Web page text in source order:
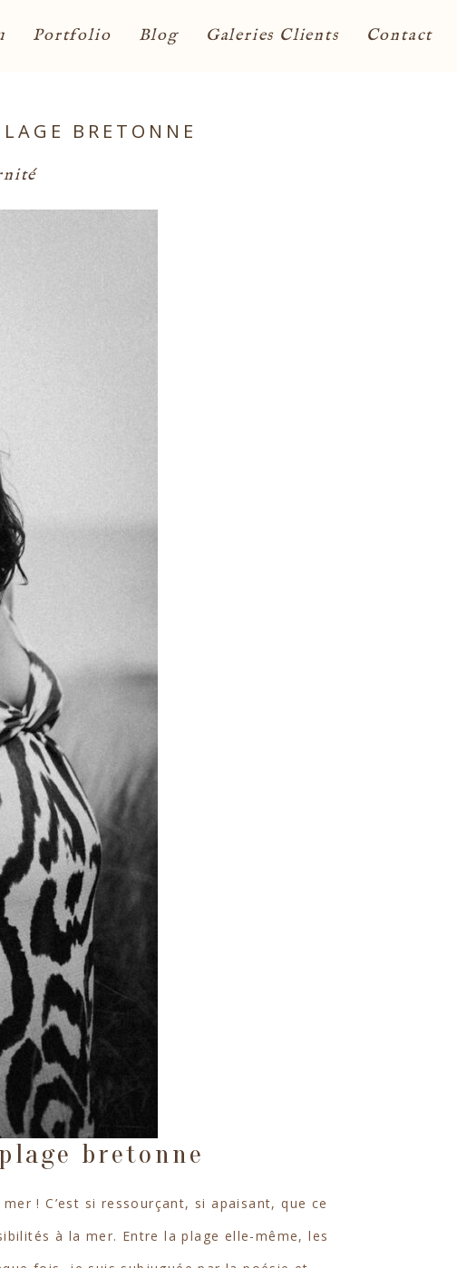
Portfolio Blog Galeries Clients Contact
BRETONNE
bretonne
! C’est si ressourçant, si apaisant, que ce
à la mer. Entre la plage elle-même, les